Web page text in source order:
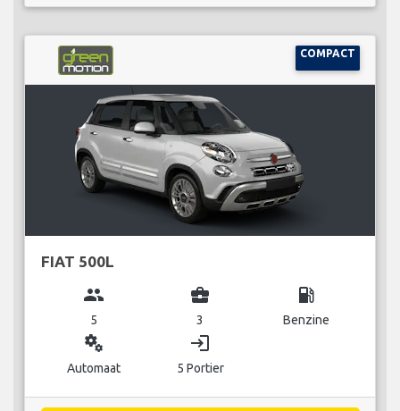
COMPACT
FIAT 500L
group
5
business_center
3
local_gas_station
Benzine
miscellaneous_services
Automaat
login
5 Portier